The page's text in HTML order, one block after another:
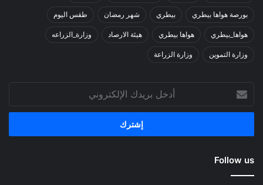
بورصة هواها بيطري بيطري شهر رمضان طقس اليوم
هواها_بيطري هواها بيطري هيئة الارصاد وزارة_الزراعه
وزارة التموين وزارة الزراعة
أدخل
بريدك
الإلكتروني
Follow us